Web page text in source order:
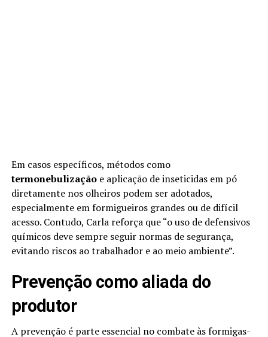
Em casos específicos, métodos como
termonebulizaçãoe aplicação de inseticidas em pó
diretamente nos olheiros podem ser adotados,
especialmente em formigueiros grandes ou de difícil
acesso. Contudo, Carla reforça que “o uso de defensivos
químicos deve sempre seguir normas de segurança,
evitando riscos ao trabalhador e ao meio ambiente”.
Prevenção como aliada do
produtor
A prevenção é parte essencial no combate às formigas-